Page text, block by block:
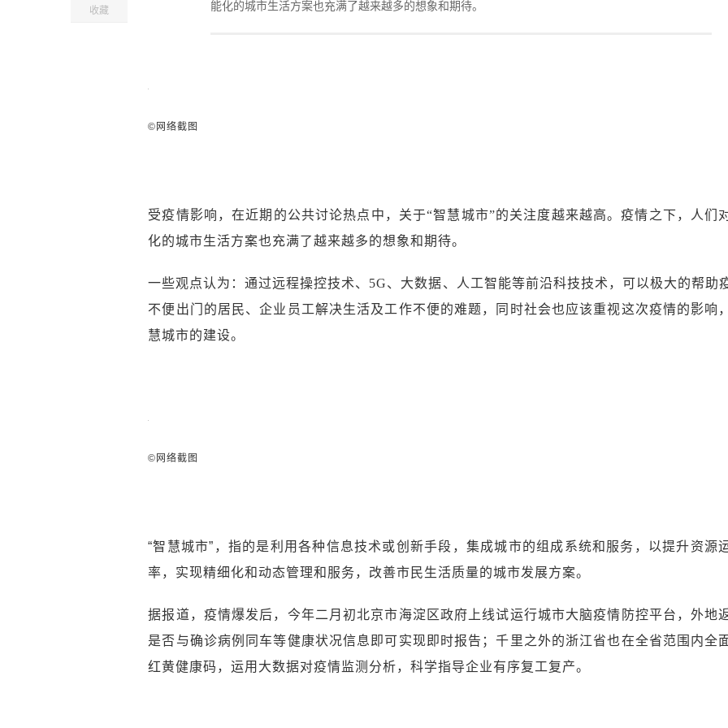
收藏 能化的城市生活方案也充满了越来越多的想象和期待。
©网络截图
受疫情影响，在近期的公共讨论热点中，关于“智慧城市”的关注度越来越高。疫情之下，人们
化的城市生活方案也充满了越来越多的想象和期待。
一些观点认为：通过远程操控技术、5G、大数据、人工智能等前沿科技技术，可以极大的帮助
不便出门的居民、企业员工解决生活及工作不便的难题，同时社会也应该重视这次疫情的影响
慧城市的建设。
©网络截图
“智慧城市”，指的是利用各种信息技术或创新手段，集成城市的组成系统和服务，以提升资源
率，实现精细化和动态管理和服务，改善市民生活质量的城市发展方案。
据报道，疫情爆发后，今年二月初北京市海淀区政府上线试运行城市大脑疫情防控平台，外地
是否与确诊病例同车等健康状况信息即可实现即时报告；千里之外的浙江省也在全省范围内全
红黄健康码，运用大数据对疫情监测分析，科学指导企业有序复工复产。